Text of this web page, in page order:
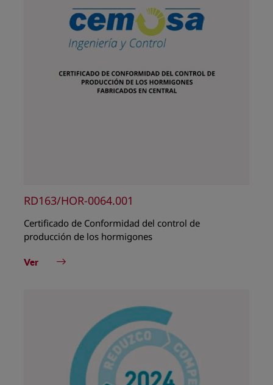
RD163/HOR-0064.001
Certificado de Conformidad del control de
producción de los hormigones
Ver